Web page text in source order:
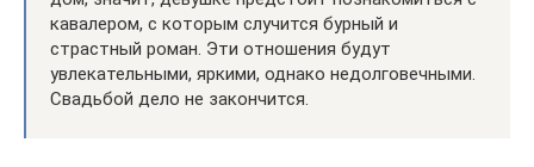
кавалером, с которым случится бурный и
страстный роман. Эти отношения будут
увлекательными, яркими, однако недолговечными.
Свадьбой дело не закончится.